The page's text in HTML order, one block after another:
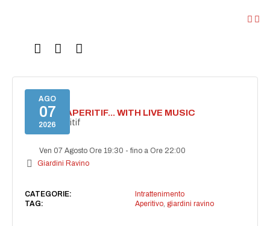
AGO
07
2026
SECRET APERITIF... WITH LIVE MUSIC
Secret aperitif
Ven 07 Agosto Ore 19:30 -fino a Ore 22:00
Giardini Ravino
CATEGORIE:
Intrattenimento
TAG:
Aperitivo, giardini ravino